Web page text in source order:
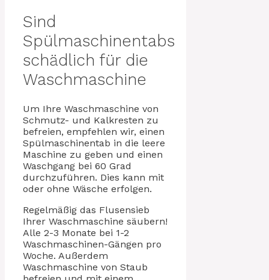
Sind
Spülmaschinentabs
schädlich für die
Waschmaschine
Um Ihre Waschmaschine von
Schmutz- und Kalkresten zu
befreien, empfehlen wir, einen
Spülmaschinentab in die leere
Maschine zu geben und einen
Waschgang bei 60 Grad
durchzuführen. Dies kann mit
oder ohne Wäsche erfolgen.
Regelmäßig das Flusensieb
Ihrer Waschmaschine säubern!
Alle 2-3 Monate bei 1-2
Waschmaschinen-Gängen pro
Woche. Außerdem
Waschmaschine von Staub